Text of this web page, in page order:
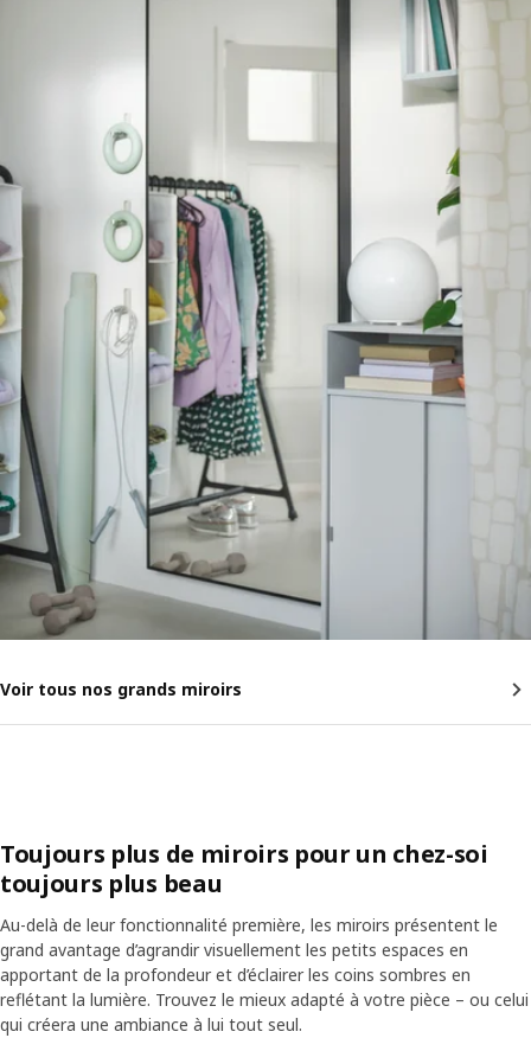
Voir tous nos grands miroirs
Toujours plus de miroirs pour un chez-soi
toujours plus beau
Au-delà de leur fonctionnalité première, les miroirs présentent le
grand avantage d’agrandir visuellement les petits espaces en
apportant de la profondeur et d’éclairer les coins sombres en
reflétant la lumière. Trouvez le mieux adapté à votre pièce – ou celui
qui créera une ambiance à lui tout seul.